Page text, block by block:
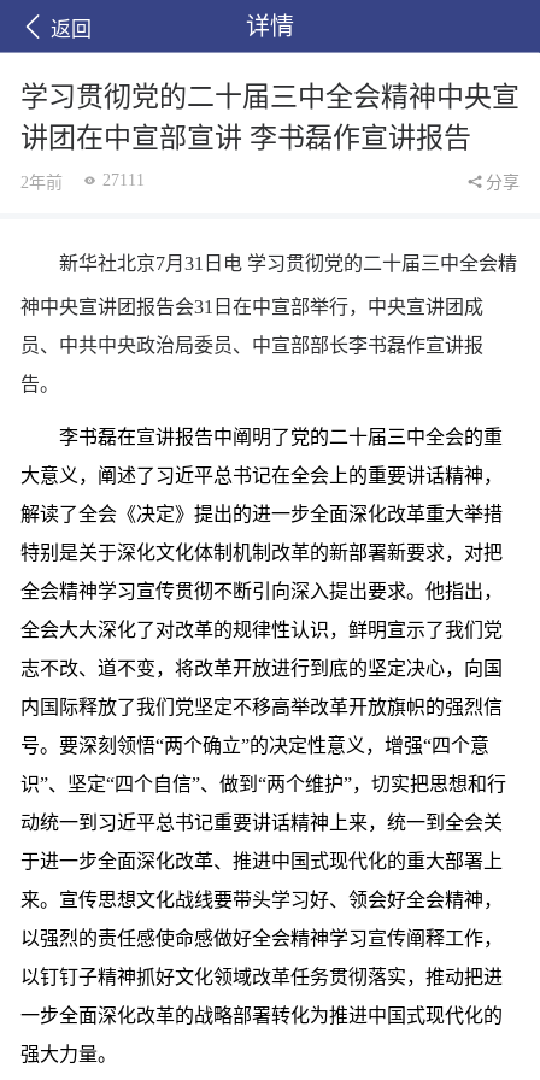
返回 详情
学习贯彻党的二十届三中全会精神中央宣
讲团在中宣部宣讲 李书磊作宣讲报告
2年前 27111 分享
新华社北京7月31日电 学习贯彻党的二十届三中全会精
神中央宣讲团报告会31日在中宣部举行，中央宣讲团成
员、中共中央政治局委员、中宣部部长李书磊作宣讲报
告。
李书磊在宣讲报告中阐明了党的二十届三中全会的重
大意义，阐述了习近平总书记在全会上的重要讲话精神，
解读了全会《决定》提出的进一步全面深化改革重大举措
特别是关于深化文化体制机制改革的新部署新要求，对把
全会精神学习宣传贯彻不断引向深入提出要求。他指出，
全会大大深化了对改革的规律性认识，鲜明宣示了我们党
志不改、道不变，将改革开放进行到底的坚定决心，向国
内国际释放了我们党坚定不移高举改革开放旗帜的强烈信
号。要深刻领悟“两个确立”的决定性意义，增强“四个意
识”、坚定“四个自信”、做到“两个维护”，切实把思想和行
动统一到习近平总书记重要讲话精神上来，统一到全会关
于进一步全面深化改革、推进中国式现代化的重大部署上
来。宣传思想文化战线要带头学习好、领会好全会精神，
以强烈的责任感使命感做好全会精神学习宣传阐释工作，
以钉钉子精神抓好文化领域改革任务贯彻落实，推动把进
一步全面深化改革的战略部署转化为推进中国式现代化的
强大力量。